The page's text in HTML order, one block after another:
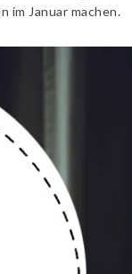
im Januar machen.